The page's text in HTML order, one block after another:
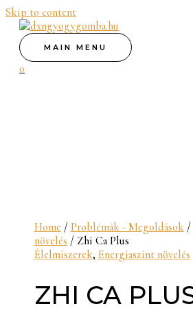
Skip to content
MAIN MENU
0
Home/ Problémák - Megoldások/
növelés / Zhi Ca Plus
Élelmiszerek, Energiaszint növelés
ZHI CA